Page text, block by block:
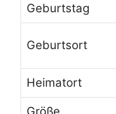
Geburtstag
Geburtsort
Heimatort
Größe